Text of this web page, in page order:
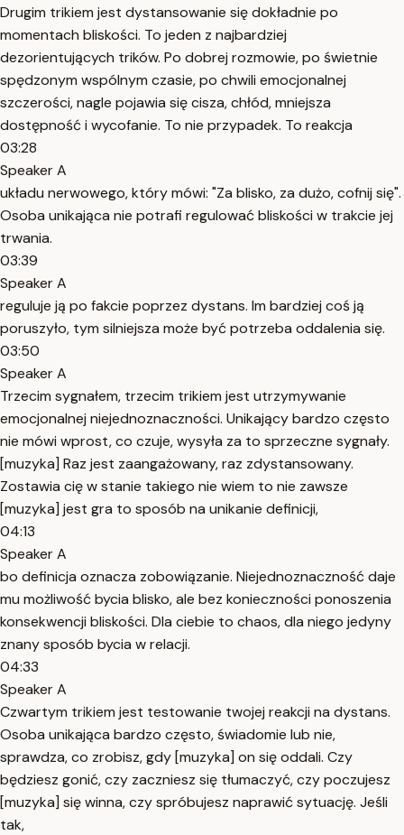
Drugim trikiem jest dystansowanie się dokładnie po
momentach bliskości. To jeden z najbardziej
dezorientujących trików. Po dobrej rozmowie, po świetnie
spędzonym wspólnym czasie, po chwili emocjonalnej
szczerości, nagle pojawia się cisza, chłód, mniejsza
dostępność i wycofanie. To nie przypadek. To reakcja
03:28
Speaker A
układu nerwowego, który mówi: "Za blisko, za dużo, cofnij się".
Osoba unikająca nie potrafi regulować bliskości w trakcie jej
trwania.
03:39
Speaker A
reguluje ją po fakcie poprzez dystans. Im bardziej coś ją
poruszyło, tym silniejsza może być potrzeba oddalenia się.
03:50
Speaker A
Trzecim sygnałem, trzecim trikiem jest utrzymywanie
emocjonalnej niejednoznaczności. Unikający bardzo często
nie mówi wprost, co czuje, wysyła za to sprzeczne sygnały.
[muzyka] Raz jest zaangażowany, raz zdystansowany.
Zostawia cię w stanie takiego nie wiem to nie zawsze
[muzyka] jest gra to sposób na unikanie definicji,
04:13
Speaker A
bo definicja oznacza zobowiązanie. Niejednoznaczność daje
mu możliwość bycia blisko, ale bez konieczności ponoszenia
konsekwencji bliskości. Dla ciebie to chaos, dla niego jedyny
znany sposób bycia w relacji.
04:33
Speaker A
Czwartym trikiem jest testowanie twojej reakcji na dystans.
Osoba unikająca bardzo często, świadomie lub nie,
sprawdza, co zrobisz, gdy [muzyka] on się oddali. Czy
będziesz gonić, czy zaczniesz się tłumaczyć, czy poczujesz
[muzyka] się winna, czy spróbujesz naprawić sytuację. Jeśli
tak,